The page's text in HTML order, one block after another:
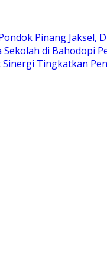
Pinang Jaksel,
di Bahodopi
Tingkatkan